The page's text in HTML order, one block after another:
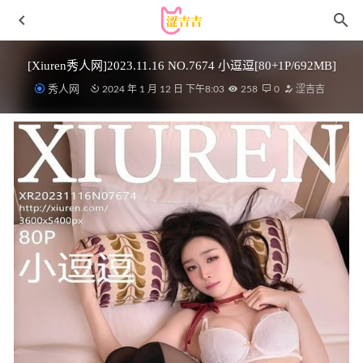
[Xiuren秀人网]2023.11.16 NO.7674 小逗逗[80+1P/692MB]
秀人网 2024 年 1 月 12 日 下午8:03 258 0 涩吉吉
[XIUREN秀人网]2022.08.23 VOL.5479 杨晨晨Yome[78+1P
／695MB]
2023-01-12
[喵糖映画]VOL.440 俏皮至服 [20P/86MB]
2023-03-03
水淼aqua – NO.138 牛仔裤[23P-25MB] 2023-02-12
[Xiuren秀人网]2025.07.18 NO.10562 妲己
_Toxic[56+1P/533MB]
2026-02-12